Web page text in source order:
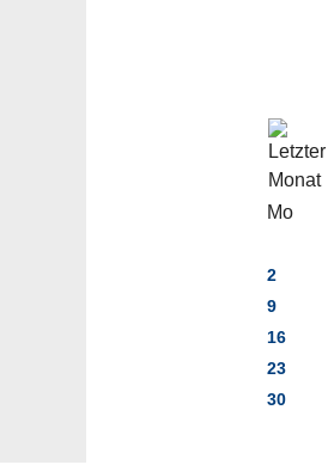
Mo
2
9
16
23
30